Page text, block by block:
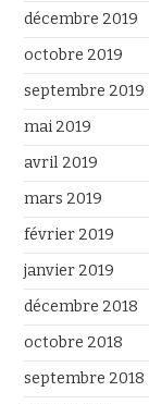
décembre 2019
octobre 2019
septembre 2019
mai 2019
avril 2019
mars 2019
février 2019
janvier 2019
décembre 2018
octobre 2018
septembre 2018